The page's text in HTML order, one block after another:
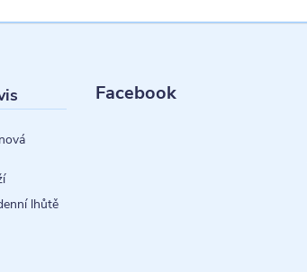
lhůtě
Facebook